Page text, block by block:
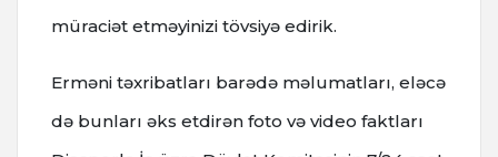
müraciət etməyinizi tövsiyə edirik.
Erməni təxribatları barədə məlumatları, eləcə
də bunları əks etdirən foto və video faktları